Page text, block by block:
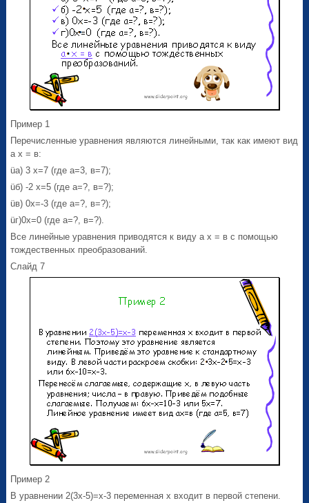
Пример 1
Перечисленные уравнения являются линейными, так как имеют вид
а х = в:
üа) 3 х=7 (где а=3, в=7);
üб) -2 х=5 (где а=?, в=?);
üв) 0х=-3 (где а=?, в=?);
üг)0х=0 (где а=?, в=?).
Все линейные уравнения приводятся к виду а х = в с помощью
тождественных преобразований.
Слайд 7
Пример 2
В уравнении 2(3х-5)=х-3 переменная х входит в первой степени.